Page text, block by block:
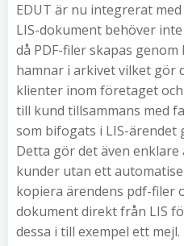
EDUT är nu integrerat
LIS-dokument behöver
då PDF-filer skapas
hamnar i arkivet vilket gör
klienter inom företaget
till kund tillsammans med
som bifogats i LIS-ärendet
Detta gör det även
kunder utan ett
kopiera ärendens pdf-filer
dokument direkt från LIS
dessa i till exempel ett mejl.